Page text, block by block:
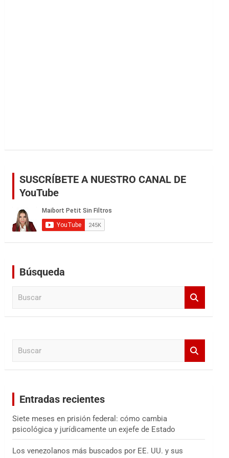
SUSCRÍBETE A NUESTRO CANAL DE
YouTube
Búsqueda
Entradas recientes
Siete meses en prisión federal: cómo cambia
psicológica y jurídicamente un exjefe de Estado
Los venezolanos más buscados por EE. UU. y sus